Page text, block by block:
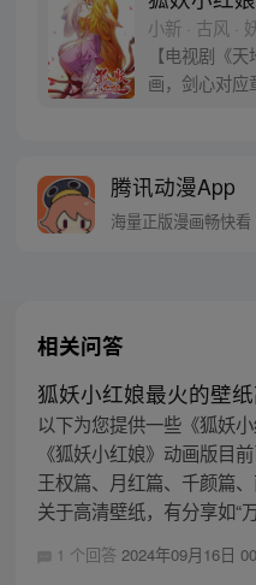
小新 · 古风 ·
【电视剧《
画，剑心对应
腾讯动漫App
海量正版漫画畅快看
相关问答
狐妖小红娘最火的壁
以下为您提供一些《狐妖
《狐妖小红娘》动画版目
王权篇、月红篇、千颜篇
关于高清壁纸，有分享如“
1 个回答 2024年09月16日